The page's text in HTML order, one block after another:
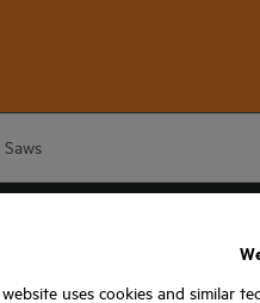
uses cookies and similar